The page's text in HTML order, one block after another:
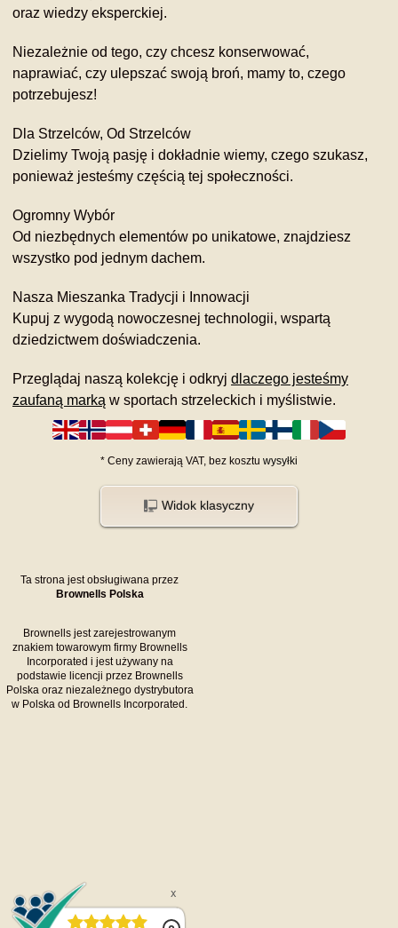
oraz wiedzy eksperckiej.
Niezależnie od tego, czy chcesz konserwować,
naprawiać, czy ulepszać swoją broń, mamy to, czego
potrzebujesz!
Dla Strzelców, Od Strzelców
Dzielimy Twoją pasję i dokładnie wiemy, czego szukasz,
ponieważ jesteśmy częścią tej społeczności.
Ogromny Wybór
Od niezbędnych elementów po unikatowe, znajdziesz
wszystko pod jednym dachem.
Nasza Mieszanka Tradycji i Innowacji
Kupuj z wygodą nowoczesnej technologii, wspartą
dziedzictwem doświadczenia.
Przeglądaj naszą kolekcję i odkryj dlaczego jesteśmy
zaufaną marką w sportach strzeleckich i myślistwie.
* Ceny zawierają VAT, bez kosztu wysyłki
Widok klasyczny
Ta strona jest obsługiwana przez
Brownells Polska
Brownells jest zarejestrowanym
znakiem towarowym firmy Brownells
Incorporated i jest używany na
podstawie licencji przez Brownells
Polska oraz niezależnego dystrybutora
w Polska od Brownells Incorporated.